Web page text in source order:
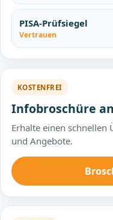
PISA-Prüfsiegel
Vertrauen
KOSTENFREI
Infobroschüre
Erhalte einen schnellen
und Angebote.